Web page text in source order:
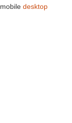
mobile desktop